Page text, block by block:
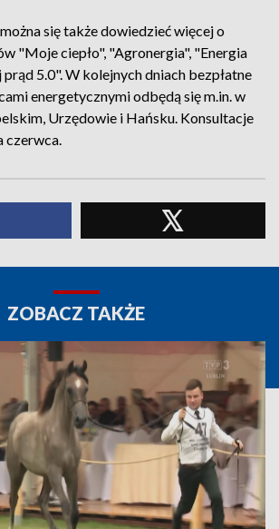
się także dowiedzieć więcej o
"Moje ciepło", "Agronergia", "Energia
5.0". W kolejnych dniach bezpłatne
energetycznymi odbędą się m.in. w
Urzędowie i Hańsku. Konsultacje
czerwca.
ZOBACZ TAKŻE